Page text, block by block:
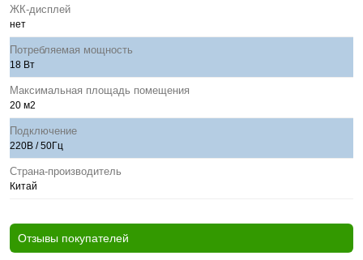
ЖК-дисплей
нет
Потребляемая мощность
18 Вт
Максимальная площадь помещения
20 м2
Подключение
220В / 50Гц
Страна-производитель
Китай
Отзывы покупателей